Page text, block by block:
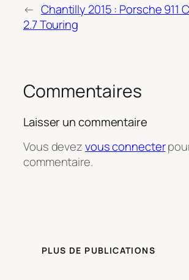
← Chantilly 2015 : Porsche 911
2.7 Touring
Commentaires
Laisser un commentaire
Vous devezvous connecter
commentaire.
PLUS DE PUBLICATIONS